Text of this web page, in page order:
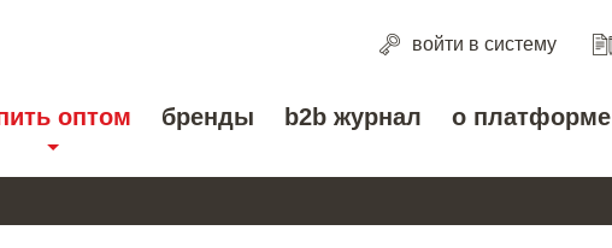
войти в систему
оптом бренды b2b журнал о платформе